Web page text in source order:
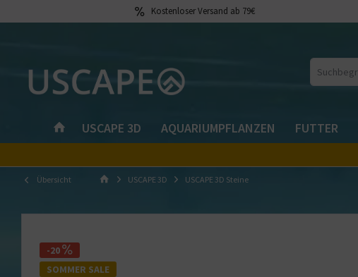
Kostenloser Versand ab 79€
USCAPE 3D AQUARIUMPFLANZEN FUTTER
Übersicht USCAPE 3D USCAPE 3D Steine
-20
SOMMER SALE